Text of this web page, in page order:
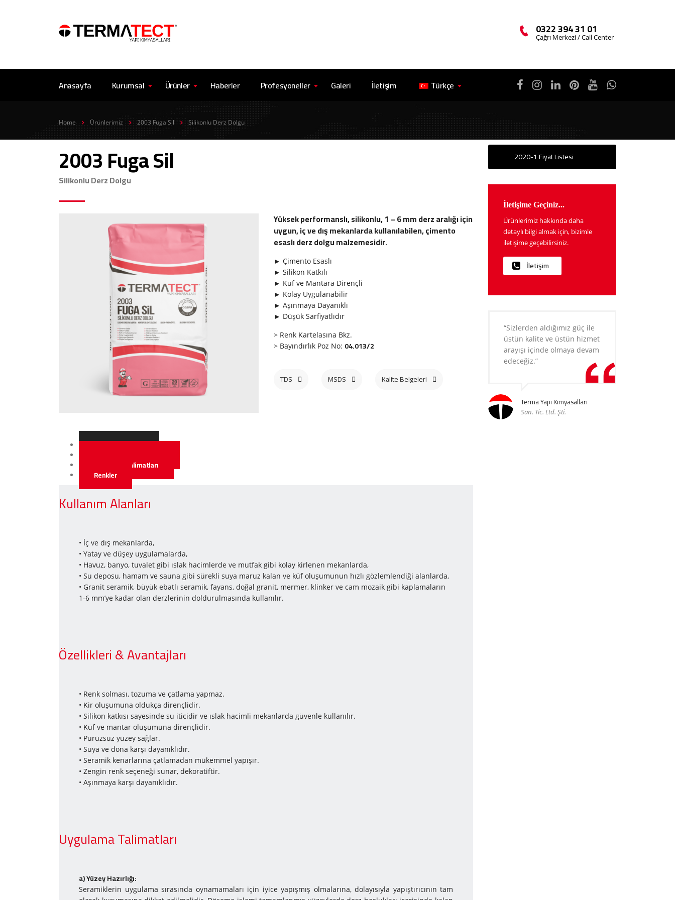
0322 394 31 01
Çağrı Merkezi / Call Center
Anasayfa Kurumsal Ürünler Haberler Profesyoneller Galeri İletişim Türkçe
Home Ürünlerimiz 2003 Fuga Sil Silikonlu Derz Dolgu
2003 Fuga Sil
Silikonlu Derz Dolgu
Yüksek performanslı, silikonlu, 1 – 6 mm derz aralığı için
uygun, iç ve dış mekanlarda kullanılabilen, çimento
esaslı derz dolgu malzemesidir.
► Çimento Esaslı
► Silikon Katkılı
► Küf ve Mantara Dirençli
► Kolay Uygulanabilir
► Aşınmaya Dayanıklı
► Düşük Sarfiyatlıdır
> Renk Kartelasına Bkz.
> Bayındırlık Poz No: 04.013/2
TDS MSDS Kalite Belgeleri
Kullanım Alanları
Uygulama Talimatları
Renkler
Kullanım Alanları
• İç ve dış mekanlarda,
• Yatay ve düşey uygulamalarda,
• Havuz, banyo, tuvalet gibi ıslak hacimlerde ve mutfak gibi kolay kirlenen mekanlarda,
• Su deposu, hamam ve sauna gibi sürekli suya maruz kalan ve küf oluşumunun hızlı gözlemlendiği alanlarda,
• Granit seramik, büyük ebatlı seramik, fayans, doğal granit, mermer, klinker ve cam mozaik gibi kaplamaların
1-6 mm’ye kadar olan derzlerinin doldurulmasında kullanılır.
Özellikleri & Avantajları
• Renk solması, tozuma ve çatlama yapmaz.
• Kir oluşumuna oldukça dirençlidir.
• Silikon katkısı sayesinde su iticidir ve ıslak hacimli mekanlarda güvenle kullanılır.
• Küf ve mantar oluşumuna dirençlidir.
• Pürüzsüz yüzey sağlar.
• Suya ve dona karşı dayanıklıdır.
• Seramik kenarlarına çatlamadan mükemmel yapışır.
• Zengin renk seçeneği sunar, dekoratiftir.
• Aşınmaya karşı dayanıklıdır.
Uygulama Talimatları
a) Yüzey Ha­zır­lı­ğı:
Seramiklerin uygulama sırasında oynamamaları için iyice yapışmış olmalarına, dolayısıyla yapıştırıcının tam
2020-1 Fiyat Listesi
İletişime Geçiniz...
Ürünlerimiz hakkında daha
detaylı bilgi almak için, bizimle
iletişime geçebilirsiniz.
İletişim
“Sizlerden aldığımız güç ile
üstün kalite ve üstün hizmet
arayışı içinde olmaya devam
edeceğiz.”
Terma Yapı Kimyasalları
San. Tic. Ltd. Şti.